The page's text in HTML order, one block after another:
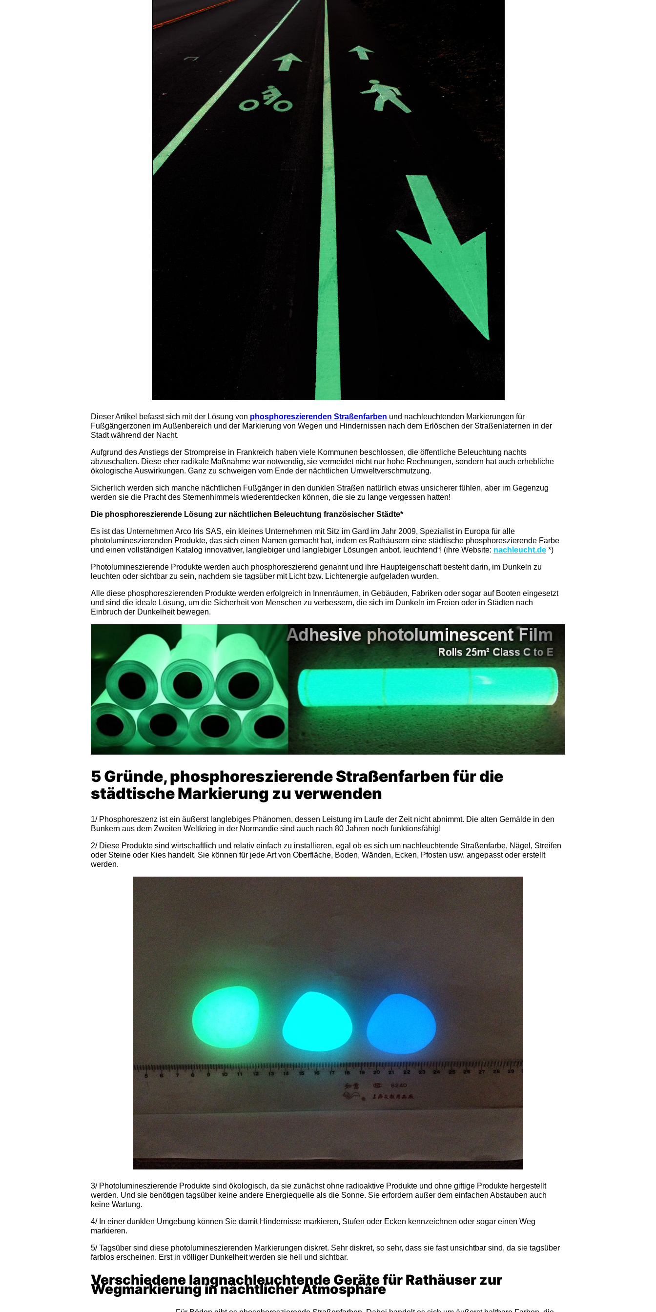
Dieser Artikel befasst sich mit der Lösung von phosphoreszierenden Straßenfarben und nachleuchtenden Markierungen für
Fußgängerzonen im Außenbereich und der Markierung von Wegen und Hindernissen nach dem Erlöschen der Straßenlaternen in der
Stadt während der Nacht.
Aufgrund des Anstiegs der Strompreise in Frankreich haben viele Kommunen beschlossen, die öffentliche Beleuchtung nachts
abzuschalten. Diese eher radikale Maßnahme war notwendig, sie vermeidet nicht nur hohe Rechnungen, sondern hat auch erhebliche
ökologische Auswirkungen. Ganz zu schweigen vom Ende der nächtlichen Umweltverschmutzung.
Sicherlich werden sich manche nächtlichen Fußgänger in den dunklen Straßen natürlich etwas unsicherer fühlen, aber im Gegenzug
werden sie die Pracht des Sternenhimmels wiederentdecken können, die sie zu lange vergessen hatten!
Die phosphoreszierende Lösung zur nächtlichen Beleuchtung französischer Städte*
Es ist das Unternehmen Arco Iris SAS, ein kleines Unternehmen mit Sitz im Gard im Jahr 2009, Spezialist in Europa für alle
photolumineszierenden Produkte, das sich einen Namen gemacht hat, indem es Rathäusern eine städtische phosphoreszierende Farbe
und einen vollständigen Katalog innovativer, langlebiger und langlebiger Lösungen anbot. leuchtend“! (ihre Website: nachleucht.de *)
Photolumineszierende Produkte werden auch phosphoreszierend genannt und ihre Haupteigenschaft besteht darin, im Dunkeln zu
leuchten oder sichtbar zu sein, nachdem sie tagsüber mit Licht bzw. Lichtenergie aufgeladen wurden.
Alle diese phosphoreszierenden Produkte werden erfolgreich in Innenräumen, in Gebäuden, Fabriken oder sogar auf Booten eingesetzt
und sind die ideale Lösung, um die Sicherheit von Menschen zu verbessern, die sich im Dunkeln im Freien oder in Städten nach
Einbruch der Dunkelheit bewegen.
5 Gründe, phosphoreszierende Straßenfarben für die
städtische Markierung zu verwenden
1/ Phosphoreszenz ist ein äußerst langlebiges Phänomen, dessen Leistung im Laufe der Zeit nicht abnimmt. Die alten Gemälde in den
Bunkern aus dem Zweiten Weltkrieg in der Normandie sind auch nach 80 Jahren noch funktionsfähig!
2/ Diese Produkte sind wirtschaftlich und relativ einfach zu installieren, egal ob es sich um nachleuchtende Straßenfarbe, Nägel, Streifen
oder Steine oder Kies handelt. Sie können für jede Art von Oberfläche, Boden, Wänden, Ecken, Pfosten usw. angepasst oder erstellt
werden.
3/ Photolumineszierende Produkte sind ökologisch, da sie zunächst ohne radioaktive Produkte und ohne giftige Produkte hergestellt
werden. Und sie benötigen tagsüber keine andere Energiequelle als die Sonne. Sie erfordern außer dem einfachen Abstauben auch
keine Wartung.
4/ In einer dunklen Umgebung können Sie damit Hindernisse markieren, Stufen oder Ecken kennzeichnen oder sogar einen Weg
markieren.
5/ Tagsüber sind diese photolumineszierenden Markierungen diskret. Sehr diskret, so sehr, dass sie fast unsichtbar sind, da sie tagsüber
farblos erscheinen. Erst in völliger Dunkelheit werden sie hell und sichtbar.
Verschiedene langnachleuchtende Geräte für Rathäuser zur
Wegmarkierung in nächtlicher Atmosphäre